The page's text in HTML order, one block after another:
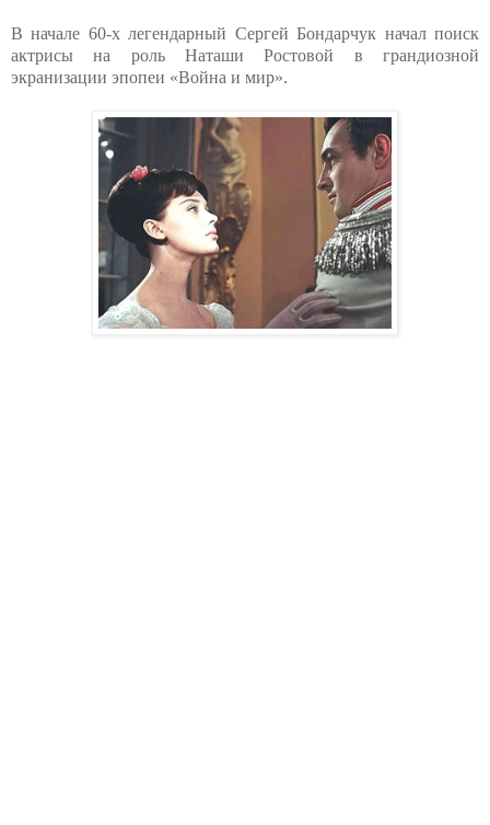
В начале 60-х легендарный Сергей Бондарчук начал поиск
актрисы на роль Наташи Ростовой в грандиозной
экранизации эпопеи «Война и мир».